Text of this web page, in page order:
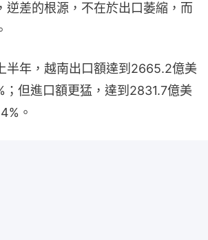
逆差的根源，不在於出口萎縮，而
半年，越南出口額達到2665.2億美
；但進口額更猛，達到2831.7億美
。